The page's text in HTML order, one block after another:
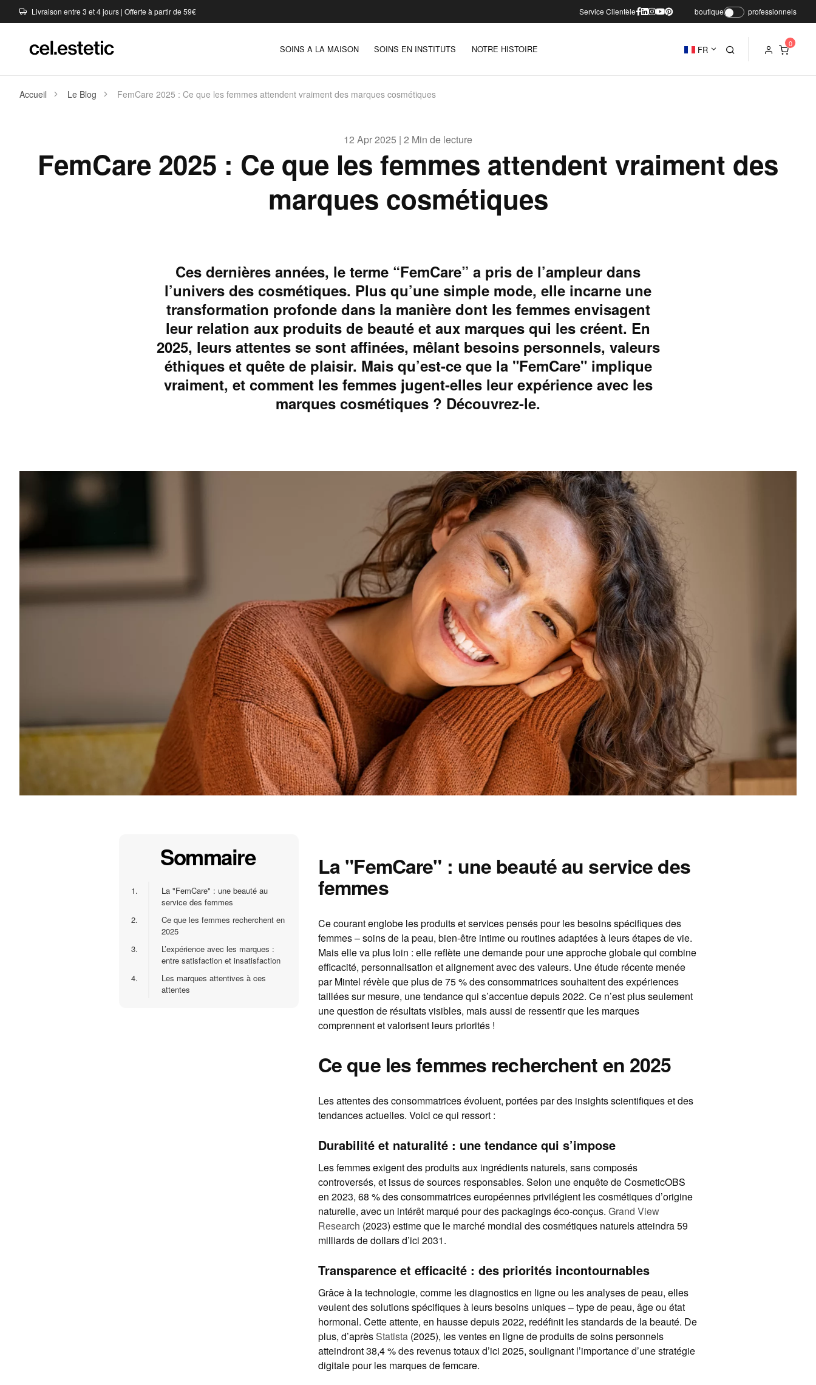
Livraison entre 3 et 4 jours | Offerte à partir de 59€ Service Clientèle boutique professionnels
SOINS A LA MAISON SOINS EN INSTITUTS NOTRE HISTOIRE FR
Accueil Le Blog FemCare 2025 : Ce que les femmes attendent vraiment des marques cosmétiques
12 Apr 2025 | 2 Min de lecture
FemCare 2025 : Ce que les femmes attendent vraiment des
marques cosmétiques
Ces dernières années, le terme “FemCare” a pris de l’ampleur dans
l’univers des cosmétiques. Plus qu’une simple mode, elle incarne une
transformation profonde dans la manière dont les femmes envisagent
leur relation aux produits de beauté et aux marques qui les créent. En
2025, leurs attentes se sont affinées, mêlant besoins personnels, valeurs
éthiques et quête de plaisir. Mais qu’est-ce que la "FemCare" implique
vraiment, et comment les femmes jugent-elles leur expérience avec les
marques cosmétiques ? Découvrez-le.
Sommaire
1.
La "FemCare" : une beauté au
service des femmes
2.
Ce que les femmes recherchent en
2025
3.
L’expérience avec les marques :
entre satisfaction et insatisfaction
4.
Les marques attentives à ces
attentes
La "FemCare" : une beauté au service des
femmes
Ce courant englobe les produits et services pensés pour les besoins spécifiques des
femmes – soins de la peau, bien-être intime ou routines adaptées à leurs étapes de vie.
Mais elle va plus loin : elle reflète une demande pour une approche globale qui combine
efficacité, personnalisation et alignement avec des valeurs. Une étude récente menée
par Mintel révèle que plus de 75 % des consommatrices souhaitent des expériences
taillées sur mesure, une tendance qui s’accentue depuis 2022. Ce n’est plus seulement
une question de résultats visibles, mais aussi de ressentir que les marques
comprennent et valorisent leurs priorités !
Ce que les femmes recherchent en 2025
Les attentes des consommatrices évoluent, portées par des insights scientifiques et des
tendances actuelles. Voici ce qui ressort :
Durabilité et naturalité : une tendance qui s’impose
Les femmes exigent des produits aux ingrédients naturels, sans composés
controversés, et issus de sources responsables. Selon une enquête de CosmeticOBS
en 2023, 68 % des consommatrices européennes privilégient les cosmétiques d’origine
naturelle, avec un intérêt marqué pour des packagings éco-conçus. Grand View
Research (2023) estime que le marché mondial des cosmétiques naturels atteindra 59
milliards de dollars d’ici 2031.
Transparence et efficacité : des priorités incontournables
Grâce à la technologie, comme les diagnostics en ligne ou les analyses de peau, elles
veulent des solutions spécifiques à leurs besoins uniques – type de peau, âge ou état
hormonal. Cette attente, en hausse depuis 2022, redéfinit les standards de la beauté. De
plus, d’après Statista (2025), les ventes en ligne de produits de soins personnels
atteindront 38,4 % des revenus totaux d’ici 2025, soulignant l’importance d’une stratégie
digitale pour les marques de femcare.